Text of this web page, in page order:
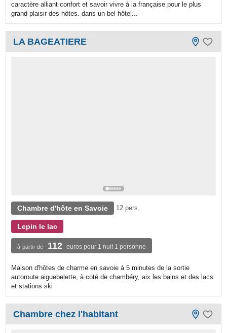
caractère alliant confort et savoir vivre à la française pour le plus
grand plaisir des hôtes. dans un bel hôtel...
LA BAGEATIERE
Chambre d'hôte en Savoie 12 pers.
Lepin le lac
à partir de 112 euros pour 1 nuit 1 personne
Maison d'hôtes de charme en savoie à 5 minutes de la sortie
autoroute aiguebelette, à coté de chambéry, aix les bains et des lacs
et stations ski
Chambre chez l'habitant